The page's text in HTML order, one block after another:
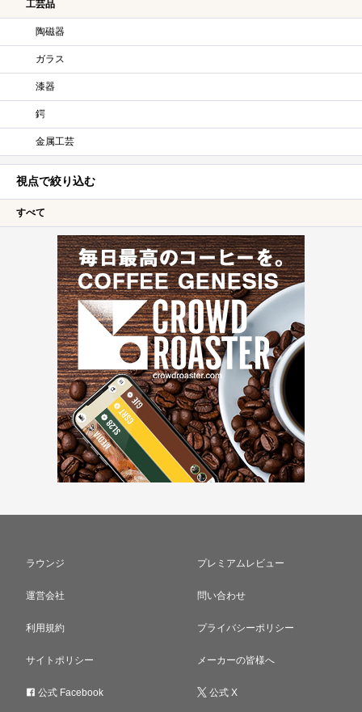
工芸品
陶磁器
ガラス
漆器
鍔
金属工芸
視点で絞り込む
すべて
ラウンジ プレミアムレビュー
運営会社 問い合わせ
利用規約 プライバシーポリシー
サイトポリシー メーカーの皆様へ
公式 Facebook 公式 X